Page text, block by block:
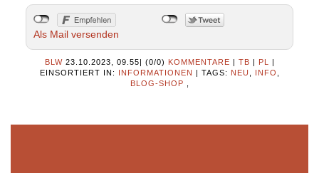
Als Mail versenden
BLW 23.10.2023, 09.55| (0/0) KOMMENTARE | TB | PL
|
EINSORTIERT IN: INFORMATIONEN | TAGS: NEU INFO
BLOG-SHOP